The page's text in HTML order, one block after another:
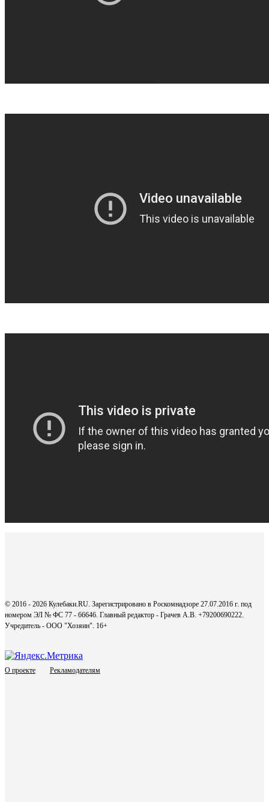
© 2016 - 2026 Кулебаки.RU. Зарегистрировано в Роскомнадзоре 27.07.2016 г. под
номером ЭЛ № ФС 77 - 66646. Главный редактор - Грачев А.В. +79200690222.
Учредитель - ООО "Хозяин". 16+
О проекте Рекламодателям